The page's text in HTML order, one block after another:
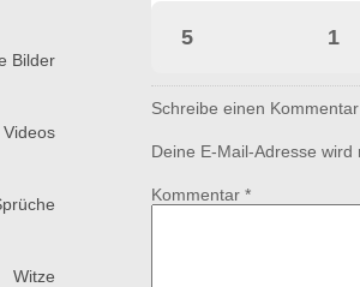
Bilder
Witze
5 1
Schreibe einen Kommentar
Deine E-Mail-Adresse wird
Kommentar *